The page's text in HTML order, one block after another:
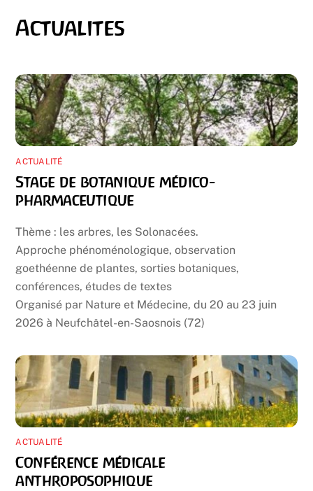
ACTUALITÉ
Stage de botanique médico-
pharmaceutique
Thème : les arbres, les Solonacées.
Approche phénoménologique, observation
goethéenne de plantes, sorties botaniques,
conférences, études de textes
Organisé par Nature et Médecine, du 20 au 23 juin
2026 à Neufchâtel-en-Saosnois (72)
ACTUALITÉ
Conférence médicale
anthroposophique